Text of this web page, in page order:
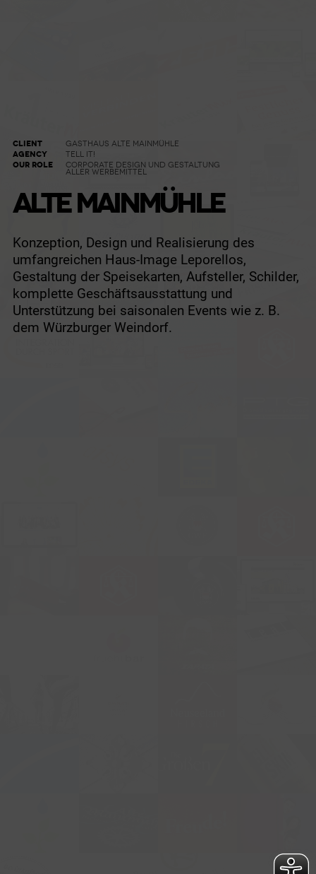
CLIENT
GASTHAUS ALTE MAINMÜHLE
AGENCY
TELL IT!
OUR ROLE
CORPORATE DESIGN UND GESTALTUNG
ALLER WERBEMITTEL
ALTE MAINMÜHLE
Konzeption, Design und Realisierung des
umfangreichen Haus-Image Leporellos,
Gestaltung der Speisekarten, Aufsteller, Schilder,
komplette Geschäftsausstattung und
Unterstützung bei saisonalen Events wie z. B.
dem Würzburger Weindorf.